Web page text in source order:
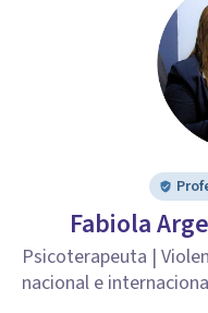
Fabiola
Psicoterapeuta |
nacional e